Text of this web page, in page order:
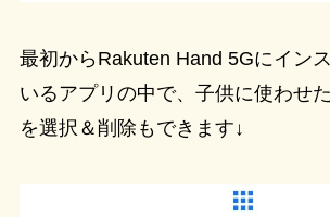
最初からRakuten Hand 5Gにイン
いるアプリの中で、子供に使わせ
を選択＆削除もできます↓